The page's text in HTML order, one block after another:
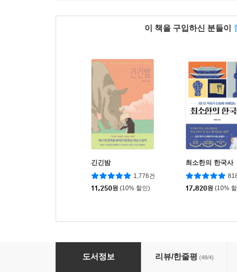
이 책을 구입하신 분들이
긴긴밤
1,776건
11,250원 (10% 할인)
최소한의 한국사
17,820원 (10%
도서정보 리뷰/한줄평 (48/4)